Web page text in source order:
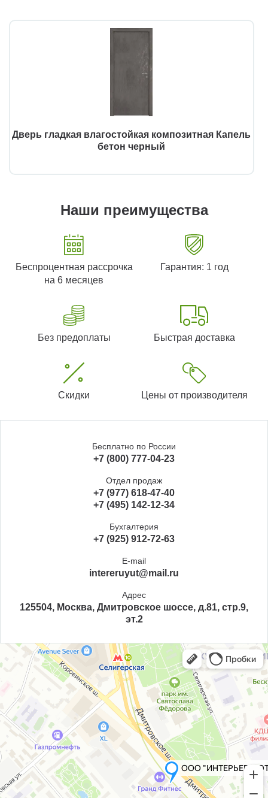
Дверь гладкая влагостойкая композитная Капель
бетон черный
Наши преимущества
Беспроцентная рассрочка
на 6 месяцев
Гарантия: 1 год
Без предоплаты Быстрая доставка
Скидки Цены от производителя
Бесплатно по России
+7 (800) 777-04-23
Отдел продаж
+7 (977) 618-47-40
+7 (495) 142-12-34
Бухгалтерия
+7 (925) 912-72-63
E-mail
intereruyut@mail.ru
Адрес
125504, Москва, Дмитровское шоссе, д.81, стр.9,
эт.2